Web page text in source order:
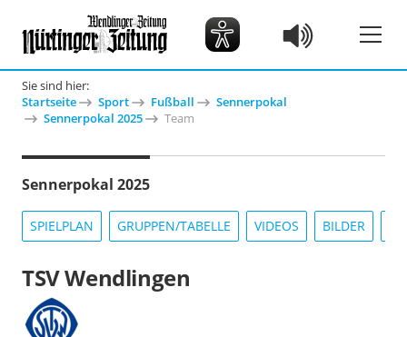
Sie sind hier:
Startseite
Sport Fußball
Sennerpokal
Sennerpokal 2025
Team
Sennerpokal 2025
SPIELPLAN GRUPPEN/TABELLE VIDEOS BILDER
TSV Wendlingen